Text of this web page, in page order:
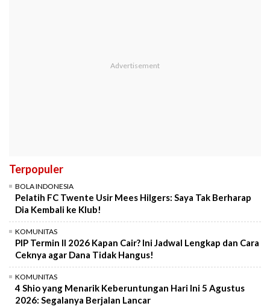
Terpopuler
BOLA INDONESIA
Pelatih FC Twente Usir Mees Hilgers: Saya Tak Berharap
Dia Kembali ke Klub!
KOMUNITAS
PIP Termin II 2026 Kapan Cair? Ini Jadwal Lengkap dan Cara
Ceknya agar Dana Tidak Hangus!
KOMUNITAS
4 Shio yang Menarik Keberuntungan Hari Ini 5 Agustus
2026: Segalanya Berjalan Lancar